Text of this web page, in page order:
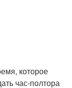
которое
час-полтора